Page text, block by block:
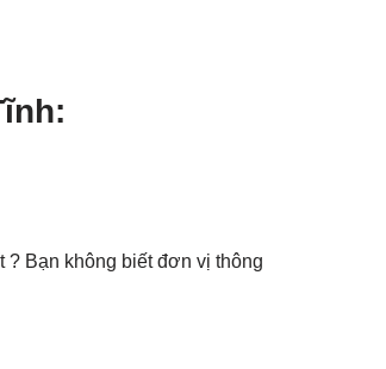
? Bạn không biết đơn vị thông